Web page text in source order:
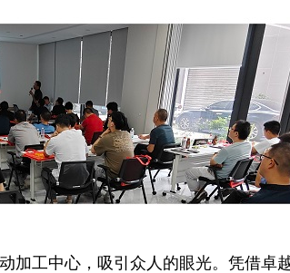
加工中心，吸引众人的眼光。凭借